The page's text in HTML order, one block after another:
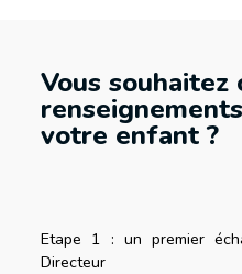
Vous souhaitez
votre enfant ?
Etape 1 : un premier
Directeur